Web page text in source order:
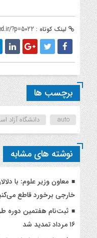
لینک کوتاه : ?p=5022
برچسب ها
auto دانشگاه آزاد
نوشته های مشابه
معاون وزیر علوم: با
خارجی برخورد قاطع
ثبت‌نام هفتمین دوره
۱۶ مرداد تمدید شد